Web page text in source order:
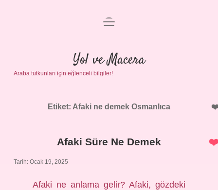
Anasayfa
Gizlilik Politikası
Yasal Uyarı
menüyü
Yol ve Macera
Araba tutkunları için eğlenceli bilgiler!
Etiket: Afaki ne demek Osmanlıca
Afaki Süre Ne Demek
Tarih: Ocak 19, 2025
Afaki ne anlama gelir? Afaki, gözdeki